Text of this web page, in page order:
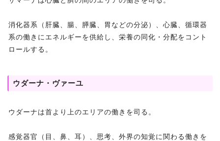
消化器系（肝臓、腸、膵臓、胃などの分泌）、心臓、循環器
系の働きにエネルギーを供給し、栄養の同化・分配をコント
ロールする。
ウダーナ・ヴァーユ
ウダーナは首より上のエリアの働きを司る。
感覚器官（目、鼻、耳）、思考、外界の知覚に関わる働きを